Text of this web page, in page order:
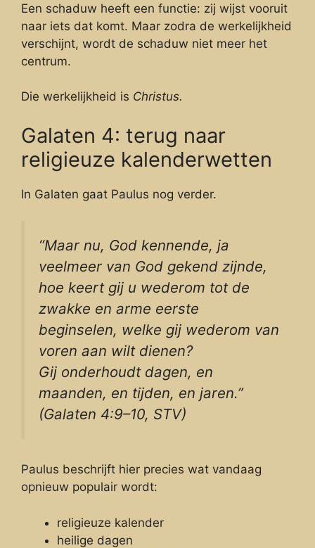
Een schaduw heeft een functie: zij wijst vooruit
naar iets dat komt. Maar zodra de werkelijkheid
verschijnt, wordt de schaduw niet meer het
centrum.
Die werkelijkheid is Christus.
Galaten 4: terug naar
religieuze kalenderwetten
In Galaten gaat Paulus nog verder.
“Maar nu, God kennende, ja
veelmeer van God gekend zijnde,
hoe keert gij u wederom tot de
zwakke en arme eerste
beginselen, welke gij wederom van
voren aan wilt dienen?
Gij onderhoudt dagen, en
maanden, en tijden, en jaren.”
(Galaten 4:9–10, STV)
Paulus beschrijft hier precies wat vandaag
opnieuw populair wordt:
religieuze kalender
heilige dagen